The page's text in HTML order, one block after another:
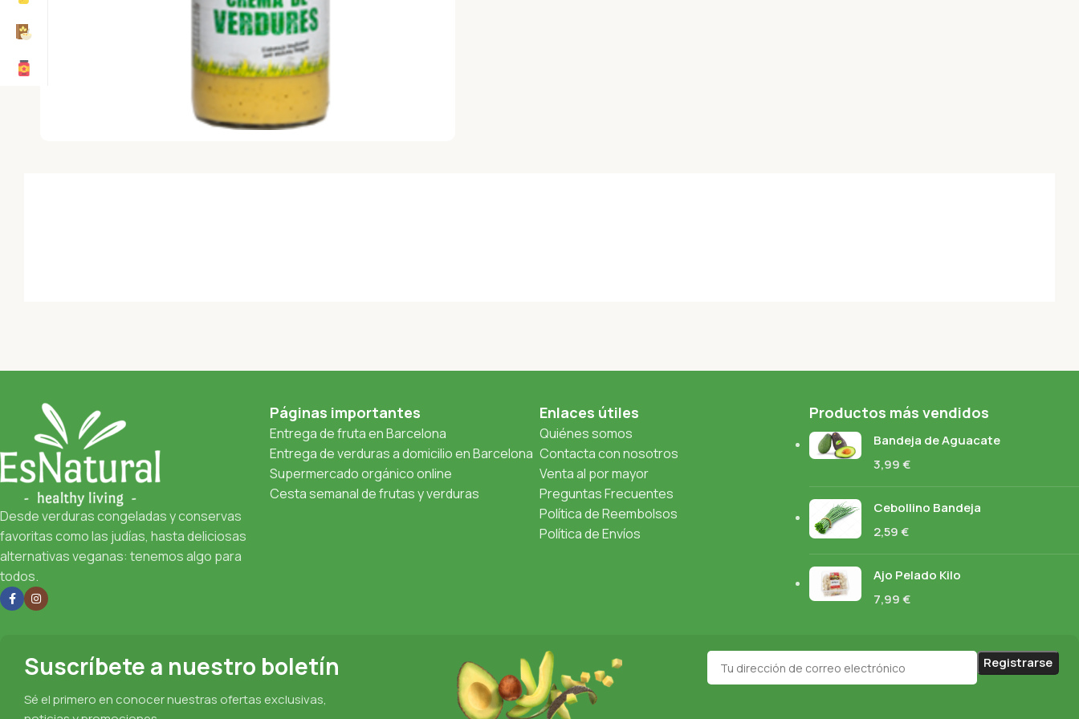
Desde verduras congeladas y conservas
favoritas como las judías, hasta deliciosas
alternativas veganas: tenemos algo para
todos.
Páginas importantes
Entrega de fruta en Barcelona
Entrega de verduras a domicilio en Barcelona
Supermercado orgánico online
Cesta semanal de frutas y verduras
Enlaces útiles
Quiénes somos
Contacta con nosotros
Venta al por mayor
Preguntas Frecuentes
Política de Reembolsos
Política de Envíos
Productos más vendidos
Bandeja de Aguacate
3,99€
Cebollino Bandeja
2,59€
Ajo Pelado Kilo
7,99€
Suscríbete a nuestro boletín
Sé el primero en conocer nuestras ofertas exclusivas,